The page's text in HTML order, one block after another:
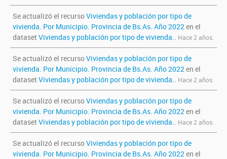
Se actualizó el recursoViviendas y población por tipo de
vivienda. Por Municipio. Provincia de Bs.As. Año 2022en el
dataset Viviendas y población por tipo de vivienda.. Hace 2 años.
Se actualizó el recursoViviendas y población por tipo de
vivienda. Por Municipio. Provincia de Bs.As. Año 2022en el
dataset Viviendas y población por tipo de vivienda.. Hace 2 años.
Se actualizó el recursoViviendas y población por tipo de
vivienda. Por Municipio. Provincia de Bs.As. Año 2022en el
dataset Viviendas y población por tipo de vivienda.. Hace 2 años.
Se actualizó el recursoViviendas y población por tipo de
vivienda. Por Municipio. Provincia de Bs.As. Año 2022en el